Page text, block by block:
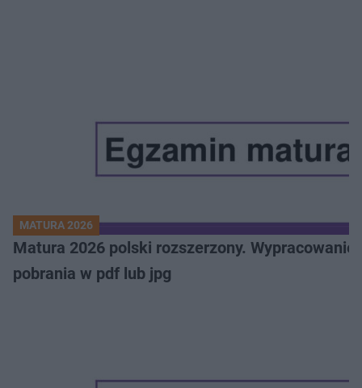
MATURA 2026
Matura 2026 polski rozszerzony.
pobrania w pdf lub jpg